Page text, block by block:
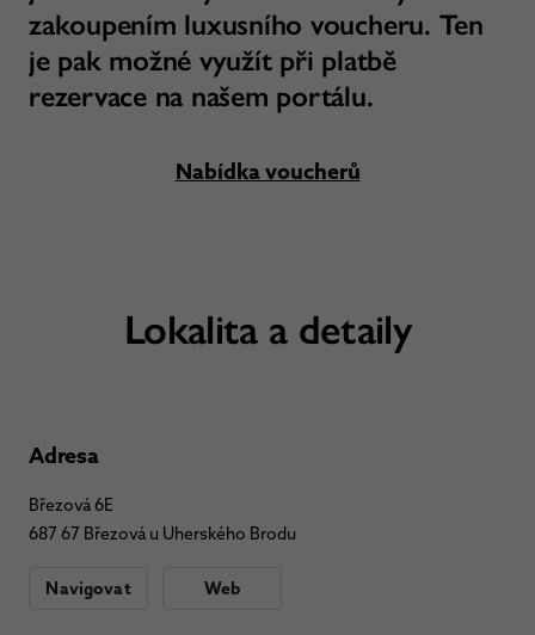
zakoupením luxusního voucheru. Ten
je pak možné využít při platbě
rezervace na našem portálu.
Nabídka voucherů
Lokalita a detaily
Adresa
Březová 6E
687 67 Březová u Uherského Brodu
Navigovat Web